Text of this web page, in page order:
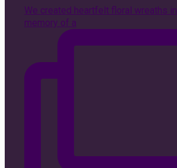
We created heartfelt floral wreaths in
memory of a